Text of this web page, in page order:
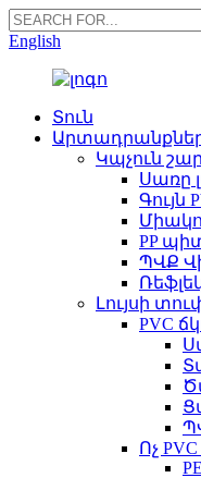
English
Տուն
Կպչուն
Սառը
Գույն
PP
ՊՎՔ
Լույսի
PVC
Ոչ